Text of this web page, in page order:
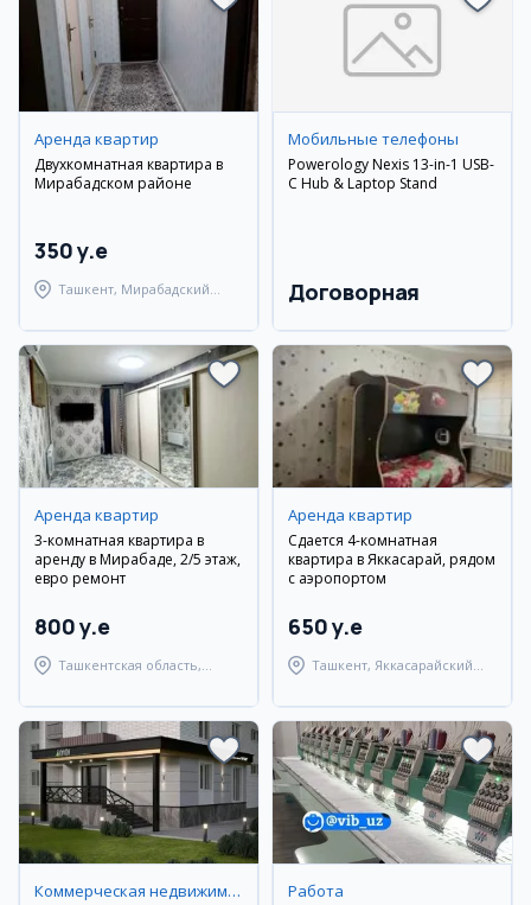
Аренда квартир
Двухкомнатная квартира в
Мирабадском районе
350 y.e
Ташкент, Мирабадский
Мобильные телефоны
Powerology Nexis 13-in-1 USB-
C Hub & Laptop Stand
Договорная
Аренда квартир
3-комнатная квартира в
аренду в Мирабаде, 2/5 этаж,
евро ремонт
800 y.e
Ташкентская область,
Аренда квартир
Сдается 4-комнатная
квартира в Яккасарай, рядом
с аэропортом
650 y.e
Ташкент, Яккасарайский
Коммерческая недвижимость Работа